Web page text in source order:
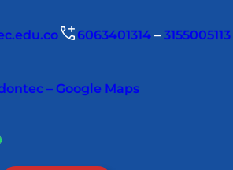
6063401314 – 3155005113
– Google Maps